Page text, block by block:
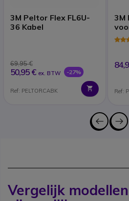
3M Peltor Flex FL6U-
36 Kabel
69,95 €
50,95 € ex. BTW -27%
Ref: PELTORCABK
3M
Ref:
Vergelijk